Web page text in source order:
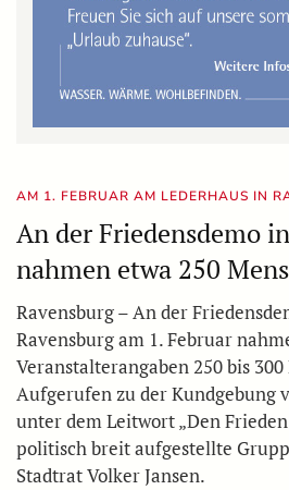
AM 1. FEBRUAR AM LEDERHAUS IN
An der Friedensdemo
nahmen etwa 250
Ravensburg – An der
Ravensburg am 1. Februar
Veranstalterangaben 250 bis
Aufgerufen zu der Kundgebung
unter dem Leitwort „Den
politisch breit aufgestellte
Stadtrat Volker Jansen.